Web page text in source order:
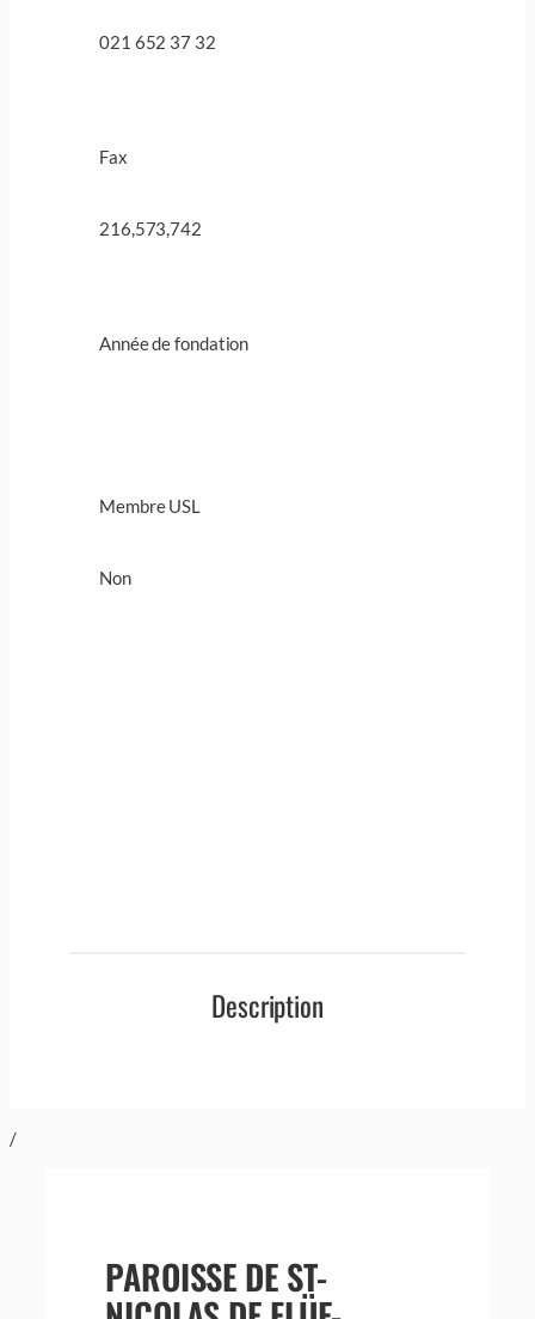
021 652 37 32
Fax
216,573,742
Année de fondation
Membre USL
Non
Description
/
PAROISSE DE ST-